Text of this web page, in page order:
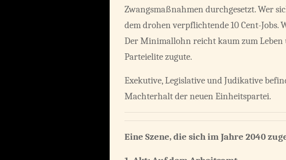
Zwangsmaßnahmen durchgesetzt. Wer
dem drohen verpflichtende 10 Cent-Jobs.
Der Minimallohn reicht kaum zum
Parteielite zugute.
Exekutive, Legislative und Judikative
Machterhalt der neuen Einheitspartei.
Eine Szene, die sich im Jahre 2040